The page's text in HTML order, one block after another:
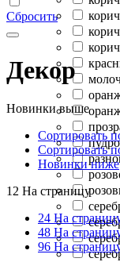
Сбросить
Декор
Новинки выше
Сортировать
Сортировать
Новинки ниже
12 На страницу
24 На
48 На
96 На